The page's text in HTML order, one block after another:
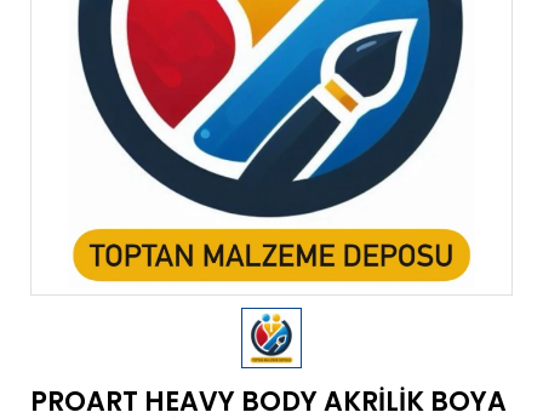
PROART HEAVY BODY AKRİLİK BOYA